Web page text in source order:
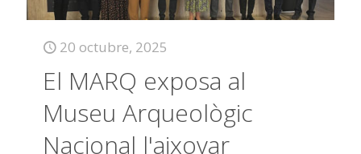
20 octubre, 2025
El MARQ exposa al
Museu Arqueològic
Nacional l'aixovar